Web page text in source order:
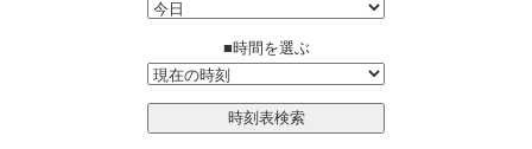
■時間を選ぶ